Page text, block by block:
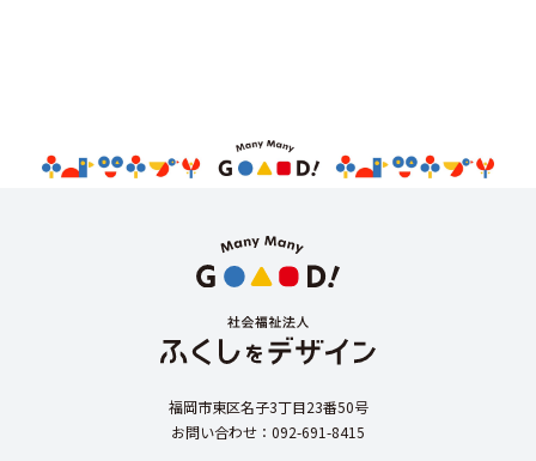
福岡市東区名子3丁目23番50号
お問い合わせ：092-691-8415